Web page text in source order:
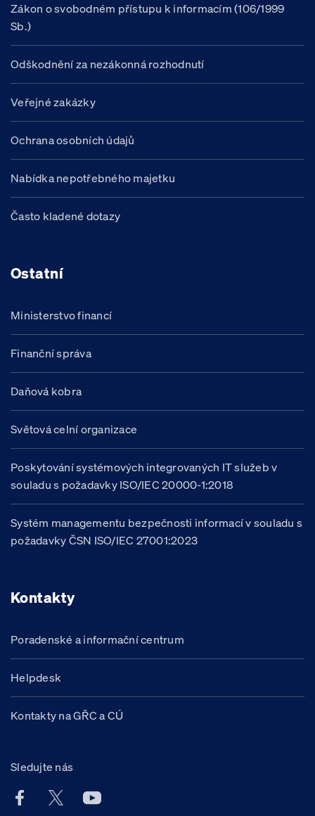
Zákon o svobodném přístupu k informacím (106/1999
Sb.)
Odškodnění za nezákonná rozhodnutí
Veřejné zakázky
Ochrana osobních údajů
Nabídka nepotřebného majetku
Často kladené dotazy
Ostatní
Ministerstvo financí
Finanční správa
Daňová kobra
Světová celní organizace
Poskytování systémových integrovaných IT služeb v
souladu s požadavky ISO/IEC 20000-1:2018
Systém managementu bezpečnosti informací v souladu s
požadavky ČSN ISO/IEC 27001:2023
Kontakty
Poradenské a informační centrum
Helpdesk
Kontakty na GŘC a CÚ
Sledujte nás
Facebook účet Celní správy ČR
X účet Celní správy ČR
Youtube účet Celní správy ČR